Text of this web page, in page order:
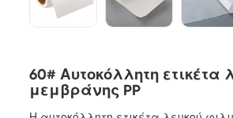
60# Αυτοκόλλητη ετικέτα
μεμβράνης PP